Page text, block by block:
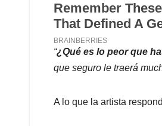
“¿Qué es lo peor que
que seguro le traerá
A lo que la artista